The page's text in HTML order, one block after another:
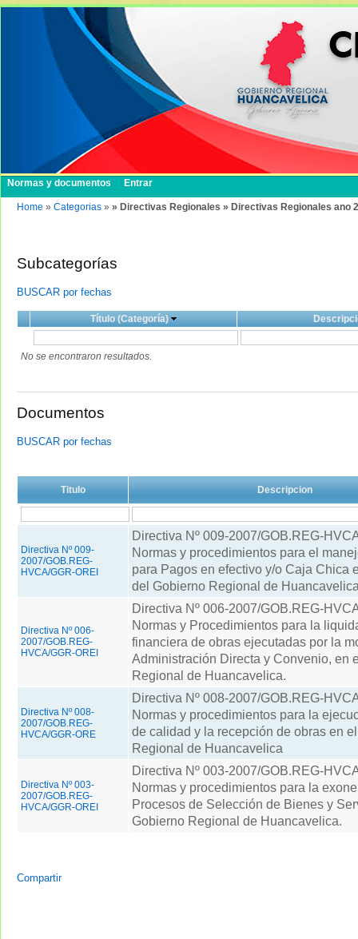
Normas y documentos Entrar
Home » Categorias » » Directivas Regionales » Directivas Regionales ano
Subcategorías
BUSCAR por fechas
Título (Categoría)
No se encontraron resultados.
Documentos
BUSCAR por fechas
Titulo Descripcion
Directiva Nº 009-
2007/GOB.REG-
HVCA/GGR-OREI
Directiva Nº 009-2007/GOB.REG-
Normas y procedimientos para el
para Pagos en efectivo y/o Caja Chica
del Gobierno Regional de
Directiva Nº 006-
2007/GOB.REG-
HVCA/GGR-OREI
Directiva Nº 006-2007/GOB.REG-
Normas y Procedimientos para la
financiera de obras ejecutadas por la
Administración Directa y Convenio, en
Regional de Huancavelica.
Directiva Nº 008-
2007/GOB.REG-
HVCA/GGR-ORE
Directiva Nº 008-2007/GOB.REG-
Normas y procedimientos para la
de calidad y la recepción de obras en
Regional de Huancavelica
Directiva Nº 003-
2007/GOB.REG-
HVCA/GGR-OREI
Directiva Nº 003-2007/GOB.REG-
Normas y procedimientos para la
Procesos de Selección de Bienes y
Gobierno Regional de Huancavelica.
Compartir